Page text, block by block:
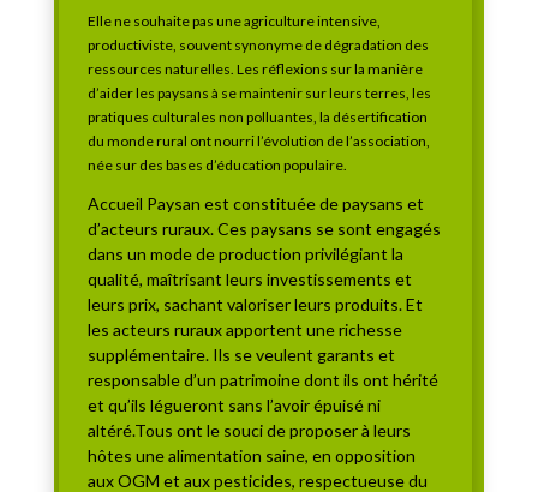
Elle ne souhaite pas une agriculture intensive,
productiviste, souvent synonyme de dégradation des
ressources naturelles. Les réflexions sur la manière
d’aider les paysans à se maintenir sur leurs terres, les
pratiques culturales non polluantes, la désertification
du monde rural ont nourri l’évolution de l’association,
née sur des bases d’éducation populaire.
Accueil Paysan est constituée de paysans et
d’acteurs ruraux. Ces paysans se sont engagés
dans un mode de production privilégiant la
qualité, maîtrisant leurs investissements et
leurs prix, sachant valoriser leurs produits. Et
les acteurs ruraux apportent une richesse
supplémentaire. Ils se veulent garants et
responsable d’un patrimoine dont ils ont hérité
et qu’ils légueront sans l’avoir épuisé ni
altéré.Tous ont le souci de proposer à leurs
hôtes une alimentation saine, en opposition
aux OGM et aux pesticides, respectueuse du